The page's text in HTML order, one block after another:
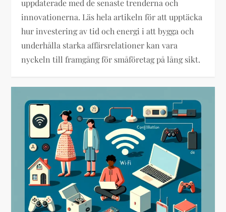
uppdaterade med de senaste trenderna och
innovationerna. Läs hela artikeln för att upptäcka
hur investering av tid och energi i att bygga och
underhålla starka affärsrelationer kan vara
nyckeln till framgång för småföretag på lång sikt.